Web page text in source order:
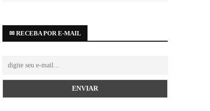
✉ RECEBA POR E-MAIL